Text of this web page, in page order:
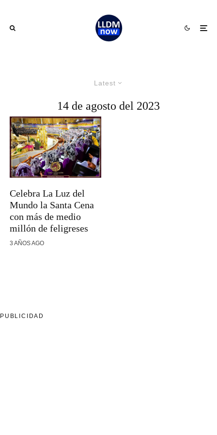
Latest
14 de agosto del 2023
Celebra La Luz del
Mundo la Santa Cena
con más de medio
millón de feligreses
3 AÑOS AGO
PUBLICIDAD